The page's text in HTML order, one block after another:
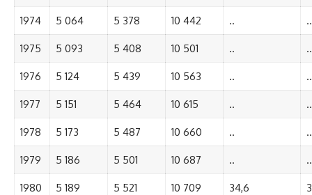
1974 5 064 5 378 10 442 .. ..
1975 5 093 5 408 10 501 .. ..
1976 5 124 5 439 10 563 .. ..
1977 5 151 5 464 10 615 .. ..
1978 5 173 5 487 10 660 .. ..
1979 5 186 5 501 10 687 .. ..
1980 5 189 5 521 10 709 34,6